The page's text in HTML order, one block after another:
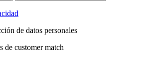
de datos personales
de customer match